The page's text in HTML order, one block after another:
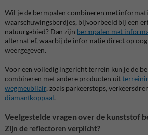
Wil je de bermpalen combineren met
waarschuwingsbordjes, bijvoorbeeld bij een
natuurgebied? Dan zijn bermpalen met
alternatief, waarbij de informatie direct op
weergegeven.
Voor een volledig ingericht terrein kun je de
combineren met andere producten uit
wegmeubilair, zoals parkeerstops,
diamantkoppaal.
Veelgestelde vragen over de kunststof
Zijn de reflectoren verplicht?